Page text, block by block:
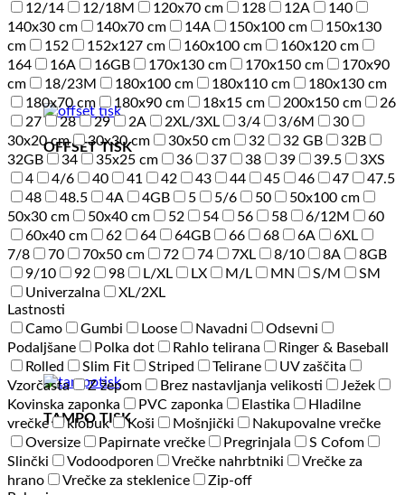
OFFSET TISK
TAMPO TISK
12/14
12/18M 120x70 cm 128 12A
140
140x30 cm
140x70 cm 14A 150x100 cm
150x130
cm
152 152x127 cm 160x100 cm
160x120 cm
164
16A 16GB 170x130 cm 170x150 cm
170x90
cm
18/23M 180x100 cm 180x110 cm
180x130 cm
180x70 cm
180x90 cm 18x15 cm 200x150 cm
26
27
28 29 2A 2XL/3XL 3/4 3/6M
30
30x20 cm
30x30 cm 30x50 cm 32 32 GB
32B
32GB
34 35x25 cm 36 37 38 39 39.5
3XS
4
4/6 40 41 42 43 44 45 46 47
47.5
48
48.5 4A 4GB 5 5/6 50
50x100 cm
50x30 cm
50x40 cm 52 54 56 58 6/12M
60
60x40 cm
62 64 64GB 66 68 6A
6XL
7/8
70 70x50 cm 72 74 7XL 8/10 8A
8GB
9/10
92 98 L/XL LX M/L MN S/M
SM
Univerzalna
XL/2XL
Lastnosti
Camo
Gumbi Loose Navadni
Odsevni
Podaljšane
Polka dot Rahlo telirana
Ringer & Baseball
Rolled
Slim Fit Striped Telirane
UV zaščita
Vzorčasta
Z žepom Brez nastavljanja velikosti
Ježek
Kovinska zaponka
PVC zaponka Elastika
Hladilne
vrečke
klobuk Koši Mošnjički
Nakupovalne vrečke
Oversize
Papirnate vrečke Pregrinjala
S Cofom
Slinčki
Vodoodporen Vrečke nahrbtniki
Vrečke za
hrano
Vrečke za steklenice
Zip-off